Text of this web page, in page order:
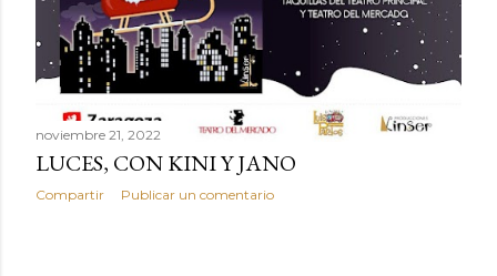
noviembre 21, 2022
LUCES, CON KINI Y JANO
Compartir Publicar un comentario